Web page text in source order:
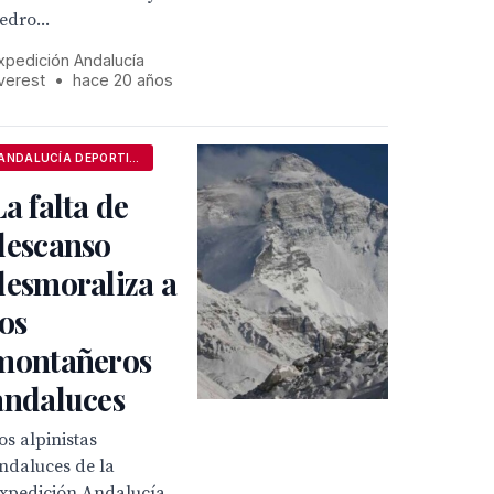
Andalucía
• hace 20 años
falta de
a
alpinistas
de la